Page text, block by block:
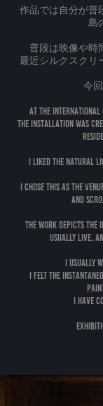
作品では自分が普
島
普段は映像や時
最近シルクスクリ
今
At the international
The installation was
I liked the natural
I chose this as the
and
The work depicts the
usually live,
I usually
I felt the
I have